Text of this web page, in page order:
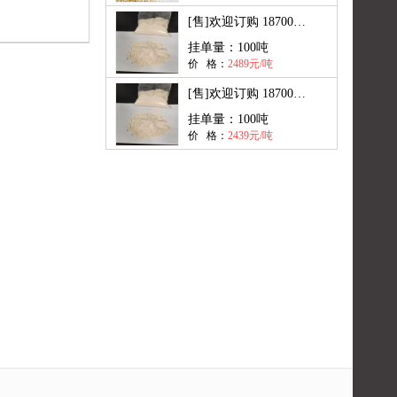
[售]欢迎订购 18700849052
挂单量： 100吨
价 格： 2489元/吨
[售]欢迎订购 18700849052
挂单量： 100吨
价 格： 2439元/吨